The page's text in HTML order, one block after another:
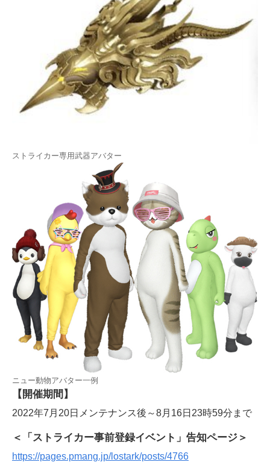
ストライカー専用武器アバター
ニュー動物アバター一例
【開催期間】
2022年7月20日メンテナンス後～8月16日23時59分まで
＜「ストライカー事前登録イベント」告知ページ＞
https://pages.pmang.jp/lostark/posts/4766